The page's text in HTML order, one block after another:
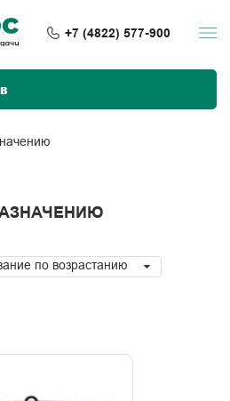
+7 (4822) 577-900
по возрастанию